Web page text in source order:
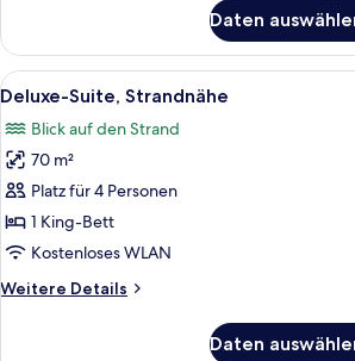
Poolblick
Daten
Alle
Fotos
für
Deluxe-
Suite,
Strandnähe
anzeigen
Ein
5
Deluxe-Suite, Strandnähe
Blick auf den Strand
70 m²
Platz für 4 Personen
1 King-Bett
Kostenloses WLAN
Weitere Details
Weitere
Daten